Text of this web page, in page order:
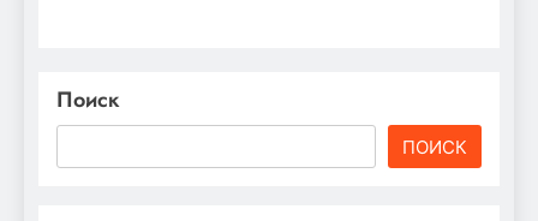
Поиск
ПОИСК